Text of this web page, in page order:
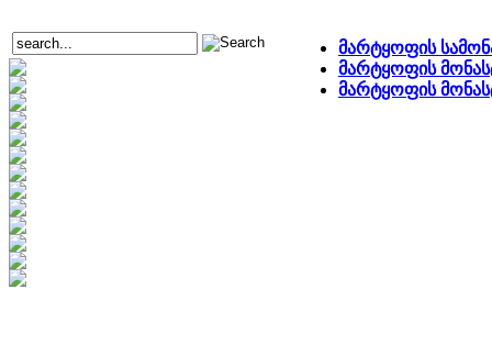
მარტყოფის
მარტყოფის
მარტყოფის